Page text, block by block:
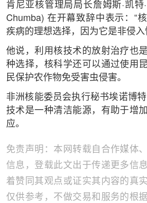
肯尼亚核管理局局长詹姆斯·凯特
Chumba) 在开幕致辞中表示：“
疾病的理想选择，因为它是非侵入
他说，利用核技术的放射治疗也
种选择，核科学还可以通过使用
民保护农作物免受害虫侵害。
非洲核能委员会执行秘书埃诺博
技术是一种清洁能源，有助于增
应。
免责声明：本网转载自合作媒体
信息，登载此文出于传递更多信
着赞同其观点或证实其内容的真
仅供参考，不做交易和服务的根